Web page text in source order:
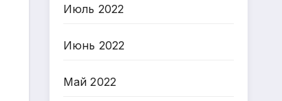
Июль 2022
Июнь 2022
Май 2022